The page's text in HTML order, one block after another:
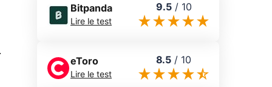
Bitpanda
Lire le test
9.5/ 10
eToro
Lire le test
8.5 / 10